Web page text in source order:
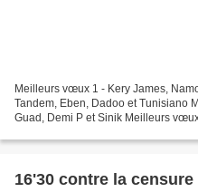
Meilleurs vœux 1 - Kery James,
Tandem, Eben, Dadoo et Tunisiano
Guad, Demi P et Sinik Meilleurs
16'30 contre la censure